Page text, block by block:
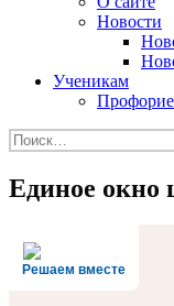
Новости
Ученикам
Искать:
Единое окно
Решаем вместе